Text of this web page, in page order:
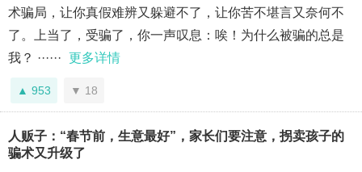
术骗局，让你真假难辨又躲避不了，让你苦不堪言又奈何不
了。上当了，受骗了，你一声叹息：唉！为什么被骗的总是
我？ ······ 更多详情
953 18
人贩子：“春节前，生意最好”，家长们要注意，拐卖孩子的
骗术又升级了